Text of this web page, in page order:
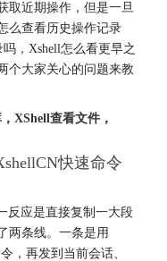
取近期操作，但是一旦
么查看历史操作记录
，Xshell怎么看更早之
个大家关心的问题来教
， XShell查看文件，
快速命令
反应是直接复制一大段
两条线。一条是用
，再发到当前会话、